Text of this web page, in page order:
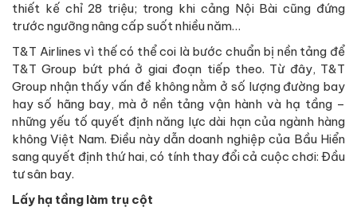
thiết kế chỉ 28 triệu; trong khi cảng Nội Bài cũng đứng
trước ngưỡng nâng cấp suốt nhiều năm…
T&T Airlines vì thế có thể coi là bước chuẩn bị nền tảng để
T&T Group bứt phá ở giai đoạn tiếp theo. Từ đây, T&T
Group nhận thấy vấn đề không nằm ở số lượng đường bay
hay số hãng bay, mà ở nền tảng vận hành và hạ tầng –
những yếu tố quyết định năng lực dài hạn của ngành hàng
không Việt Nam. Điều này dẫn doanh nghiệp của Bầu Hiển
sang quyết định thứ hai, có tính thay đổi cả cuộc chơi: Đầu
tư sân bay.
Lấy hạ tầng làm trụ cột